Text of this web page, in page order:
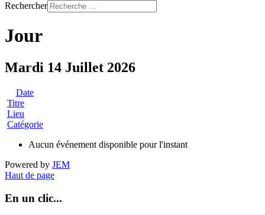
Rechercher
Jour
Mardi 14 Juillet 2026
Date
Titre
Lieu
Catégorie
Aucun événement disponible pour l'instant
Powered by JEM
Haut de page
En un clic...